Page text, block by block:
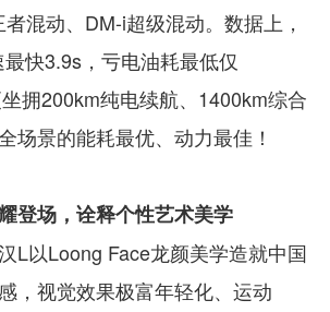
混动、DM-i超级混动。数据上，
快3.9s，亏电油耗最低仅
拥200km纯电续航、1400km综合
场景的能耗最优、动力最佳！
登场，诠释个性艺术美学
L以Loong Face龙颜美学造就中国
，视觉效果极富年轻化、运动